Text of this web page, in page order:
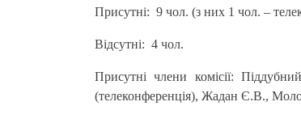
Присутні: 9 чол. (з них 1 чол. –
Відсутні: 4 чол.
Присутні члени комісії:
(телеконференція), Жадан Є.В.,